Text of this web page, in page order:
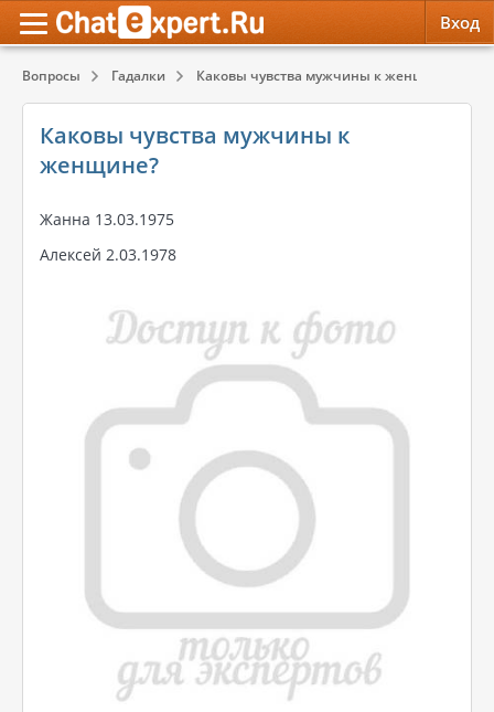
Вход
Вопросы Гадалки Каковы чувства мужчины к женщине?
Каковы чувства мужчины к
женщине?
Жанна 13.03.1975
Алексей 2.03.1978
Психология
Эзотерика
Психология
Эзотерика
Обратная связь
Служба поддержки